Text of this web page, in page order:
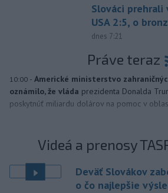
Slováci prehrali
USA 2:5, o
dnes 7:21
Práve teraz
10:00 - Americké ministerstvo
oznámilo, že vláda prezidenta Donalda
poskytnúť miliardu dolárov na pomoc v
Videá a prenosy
Deväť Slovákov
o čo najlepšie